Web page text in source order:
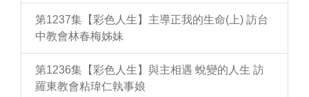
第1237集【彩色人生】主導正我的生命(上) 訪台
中教會林春梅姊妹
第1236集【彩色人生】與主相遇 蛻變的人生 訪
羅東教會粘瑋仁執事娘